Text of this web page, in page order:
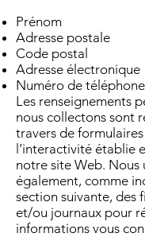
Prénom
Adresse postale
Code postal
Adresse électronique
Numéro de
Les renseignements
nous collectons sont
travers de
l’interactivité établie
notre site Web. Nous
également, comme
section suivante, des
et/ou journaux pour
informations vous